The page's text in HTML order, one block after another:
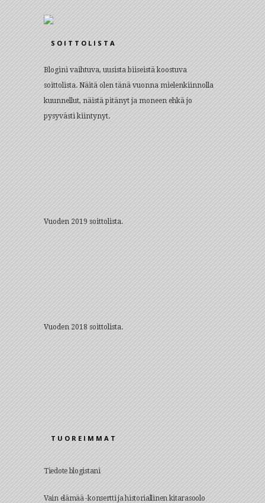
SOITTOLISTA
Blogini vaihtuva, uusista biiseistä koostuva
soittolista. Näitä olen tänä vuonna mielenkiinnolla
kuunnellut, näistä pitänyt ja moneen ehkä jo
pysyvästi kiintynyt.
Vuoden 2019 soittolista.
Vuoden 2018 soittolista.
TUOREIMMAT
Tiedote blogistani
Vain elämää -konsertti ja historiallinen kitarasoolo